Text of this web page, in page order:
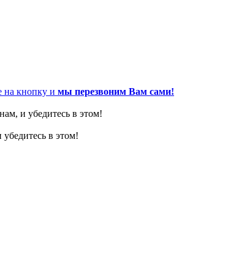
на кнопку и мы перезвоним Вам сами!
и убедитесь в этом!
в этом!